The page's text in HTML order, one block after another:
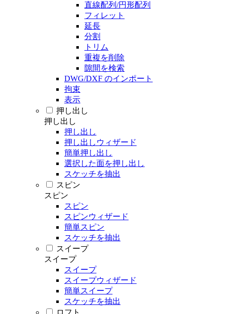
直線配列/円形配列
フィレット
延長
分割
トリム
重複を削除
隙間を検索
DWG/DXF のインポート
拘束
表示
押し出し
押し出し
押し出し
押し出しウィザード
簡単押し出し
選択した面を押し出し
スケッチを抽出
スピン
スピン
スピン
スピンウィザード
簡単スピン
スケッチを抽出
スイープ
スイープ
スイープ
スイープウィザード
簡単スイープ
スケッチを抽出
ロフト